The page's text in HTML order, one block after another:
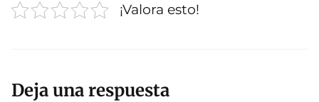
¡Valora esto!
Deja una respuesta